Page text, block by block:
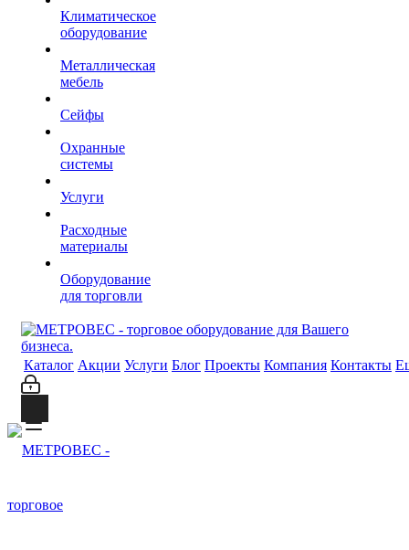
Климатическое
оборудование
Металлическая
мебель
Сейфы
Охранные
системы
Услуги
Расходные
материалы
Оборудование
для торговли
Каталог Акции Услуги Блог Проекты Компания Контакты